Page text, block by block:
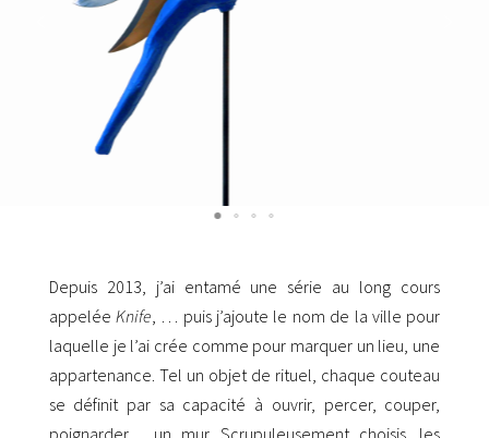
Depuis 2013, j’ai entamé une série au long cours
appelée Knife , … puis j’ajoute le nom de la ville pour
laquelle je l’ai crée comme pour marquer un lieu, une
appartenance. Tel un objet de rituel, chaque couteau
se définit par sa capacité à ouvrir, percer, couper,
poignarder… un mur. Scrupuleusement choisis, les